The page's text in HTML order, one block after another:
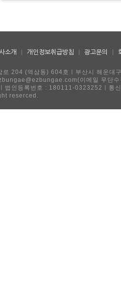
소개 개인정보취급방침 광고문의
로 204 (역삼동) 604호ㅣ부산시 해운
이메일 무단수
법인등록번호 : 180111-0323252ㅣ통
reserced.